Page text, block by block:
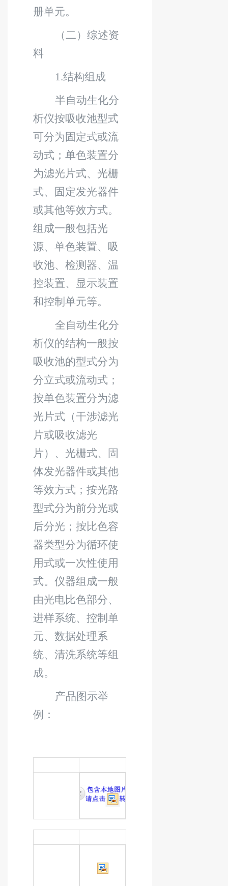
册单元。
（二）综述资
料
1.结构组成
半自动生化分
析仪按吸收池型式
可分为固定式或流
动式；单色装置分
为滤光片式、光栅
式、固定发光器件
或其他等效方式。
组成一般包括光
源、单色装置、吸
收池、检测器、温
控装置、显示装置
和控制单元等。
全自动生化分
析仪的结构一般按
吸收池的型式分为
分立式或流动式；
按单色装置分为滤
光片式（干涉滤光
片或吸收滤光
片）、光栅式、固
体发光器件或其他
等效方式；按光路
型式分为前分光或
后分光；按比色容
器类型分为循环使
用式或一次性使用
式。仪器组成一般
由光电比色部分、
进样系统、控制单
元、数据处理系
统、清洗系统等组
成。
产品图示举
例：